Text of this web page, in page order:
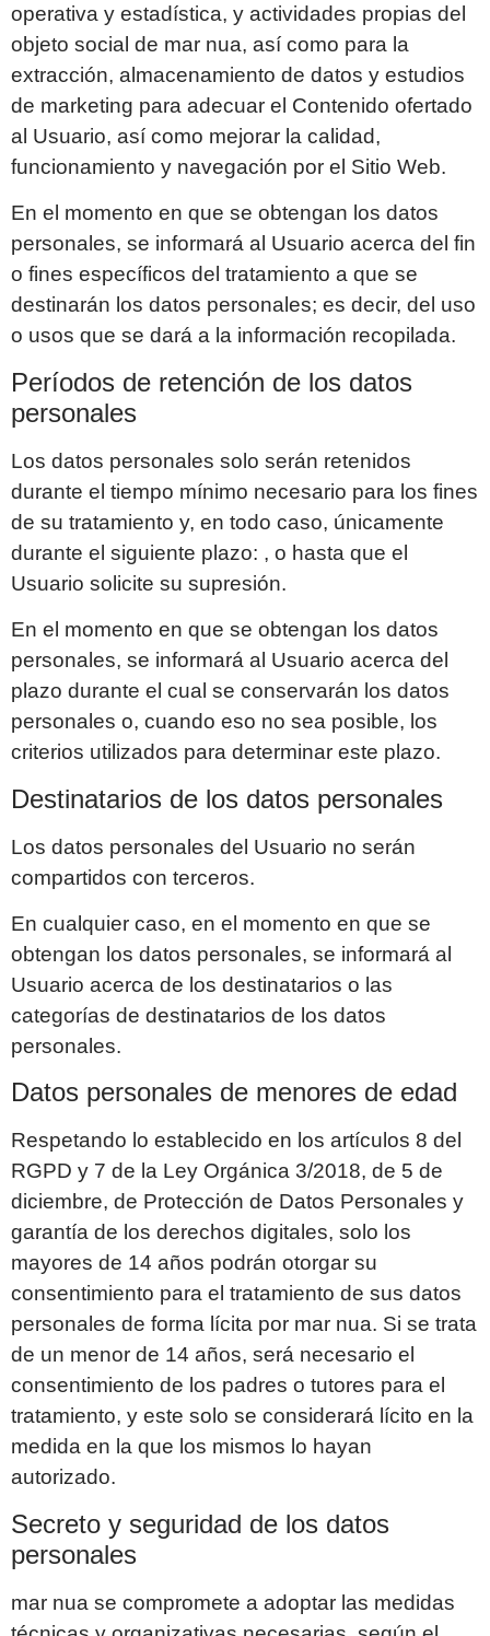
operativa y estadística, y actividades propias del
objeto social de mar nua, así como para la
extracción, almacenamiento de datos y estudios
de marketing para adecuar el Contenido ofertado
al Usuario, así como mejorar la calidad,
funcionamiento y navegación por el Sitio Web.
En el momento en que se obtengan los datos
personales, se informará al Usuario acerca del fin
o fines específicos del tratamiento a que se
destinarán los datos personales; es decir, del uso
o usos que se dará a la información recopilada.
Períodos de retención de los datos
personales
Los datos personales solo serán retenidos
durante el tiempo mínimo necesario para los fines
de su tratamiento y, en todo caso, únicamente
durante el siguiente plazo: , o hasta que el
Usuario solicite su supresión.
En el momento en que se obtengan los datos
personales, se informará al Usuario acerca del
plazo durante el cual se conservarán los datos
personales o, cuando eso no sea posible, los
criterios utilizados para determinar este plazo.
Destinatarios de los datos personales
Los datos personales del Usuario no serán
compartidos con terceros.
En cualquier caso, en el momento en que se
obtengan los datos personales, se informará al
Usuario acerca de los destinatarios o las
categorías de destinatarios de los datos
personales.
Datos personales de menores de edad
Respetando lo establecido en los artículos 8 del
RGPD y 7 de la Ley Orgánica 3/2018, de 5 de
diciembre, de Protección de Datos Personales y
garantía de los derechos digitales, solo los
mayores de 14 años podrán otorgar su
consentimiento para el tratamiento de sus datos
personales de forma lícita por mar nua. Si se trata
de un menor de 14 años, será necesario el
consentimiento de los padres o tutores para el
tratamiento, y este solo se considerará lícito en la
medida en la que los mismos lo hayan
autorizado.
Secreto y seguridad de los datos
personales
mar nua se compromete a adoptar las medidas